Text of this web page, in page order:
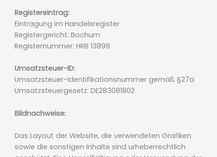
Registereintrag:
Eintragung im Handelsregister
Registergericht: Bochum
Registernummer: HRB 13899
Umsatzsteuer-ID:
Umsatzsteuer-Identifikationsnummer gemäß §27a
Umsatzsteuergesetz: DE283081802
Bildnachweise:
Das Layout der Website, die verwendeten Grafiken
sowie die sonstigen Inhalte sind urheberrechtlich